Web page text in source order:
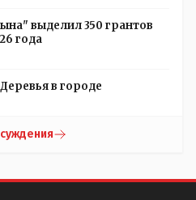
выделил 350 грантов
года
в городе